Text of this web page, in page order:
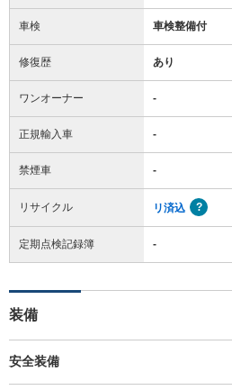
車検 車検整備付
修復歴 あり
ワンオーナー -
正規輸入車 -
禁煙車 -
リサイクル リ済込
定期点検記録簿 -
装備
安全装備